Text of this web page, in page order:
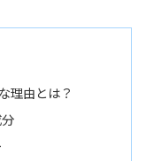
理由とは？